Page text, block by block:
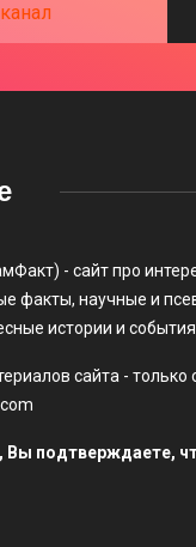
- сайт про
факты, научные и
истории и
сайта - только
Вы подтверждаете,